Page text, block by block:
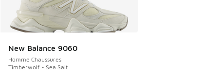
New Balance 9060
Homme Chaussures
Timberwolf - Sea Salt